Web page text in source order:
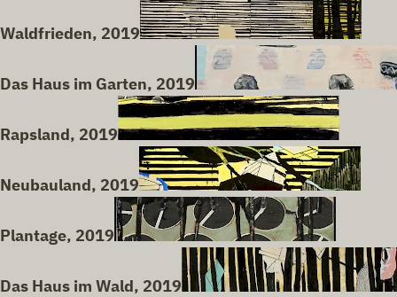
Waldfrieden, 2019
Das Haus im Garten, 2019
Rapsland, 2019
Neubauland, 2019
Plantage, 2019
Das Haus im Wald, 2019